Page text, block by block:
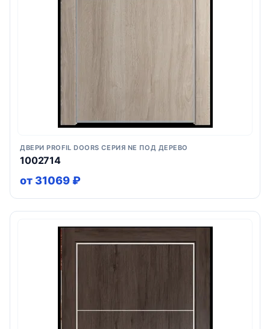
ДВЕРИ PROFIL DOORS СЕРИЯ NE ПОД ДЕРЕВО
1002714
от 31069 ₽